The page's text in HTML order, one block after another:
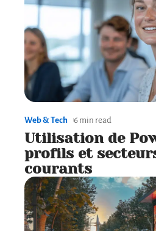
Web & Tech 6 min read
Utilisation de
profils et
courants